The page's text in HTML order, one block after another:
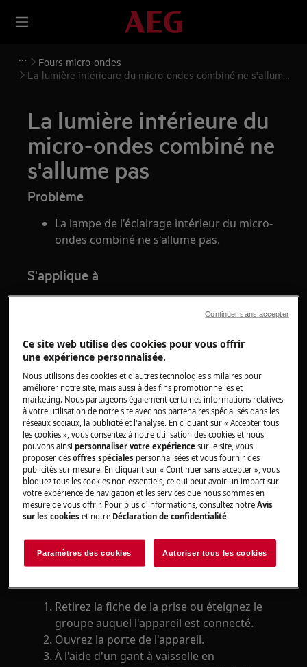
Fours micro-ondes
La lumière intérieure du micro-ondes combiné ne s'allume
La lumière intérieure du
micro-ondes combiné ne
s'allume pas
Problème
La lampe de l'éclairage intérieur du micro-
ondes combiné ne s'allume pas.
S'applique à
Combi micro-ondes
Solution
Pour les micro-ondes combinés
commençant par le numéro PNC
944066xxx, remplacez la lampe, voir les
instructions ci-dessous.
Veuillez contacter notre service après-
vente pour un rendez-vous.
Si les suggestions ci-dessus n'ont pas résolu le
problème, nous vous recommandons de
demander la visite d'un technicien.
Instruction pour remplacer la lumière
Retirez la fiche de la prise ou éteignez le
groupe auquel l'appareil est connecté.
Ouvrez la porte de l'appareil.
À l'aide d'un gant à vaisselle en
Ce site web utilise des cookies pour vous offrir
une expérience personnalisée.
Nous utilisons des cookies et d'autres technologies similaires pour
améliorer notre site, mais aussi à des fins promotionnelles et
marketing. Nous partageons également certaines informations relatives
à votre utilisation de notre site avec nos partenaires spécialisés dans les
réseaux sociaux, la publicité et l'analyse. En cliquant sur « Accepter tous
les cookies », vous consentez à notre utilisation des cookies et nous
pouvons ainsipersonnaliser votre expériencesur le site, vous
proposer desoffres spéciales personnalisées et vous fournir des
publicités sur mesure. En cliquant sur « Continuer sans accepter », vous
bloquez tous les cookies non essentiels, ce qui peut avoir un impact sur
votre expérience de navigation et les services que nous sommes en
mesure de vous offrir. Pour plus d'informations, consultez notreAvis
sur les cookies et notre Déclaration de confidentialité.
Paramètres des cookies Autoriser tous les cookies
Continuer sans accepter